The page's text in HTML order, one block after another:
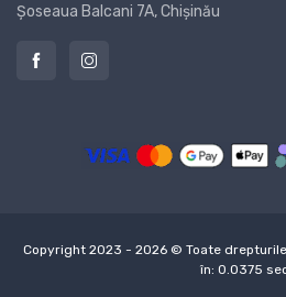
Șoseaua Balcani 7A, Chișinău
Copyright 2023 - 2026 © Toate
în: 0.0375